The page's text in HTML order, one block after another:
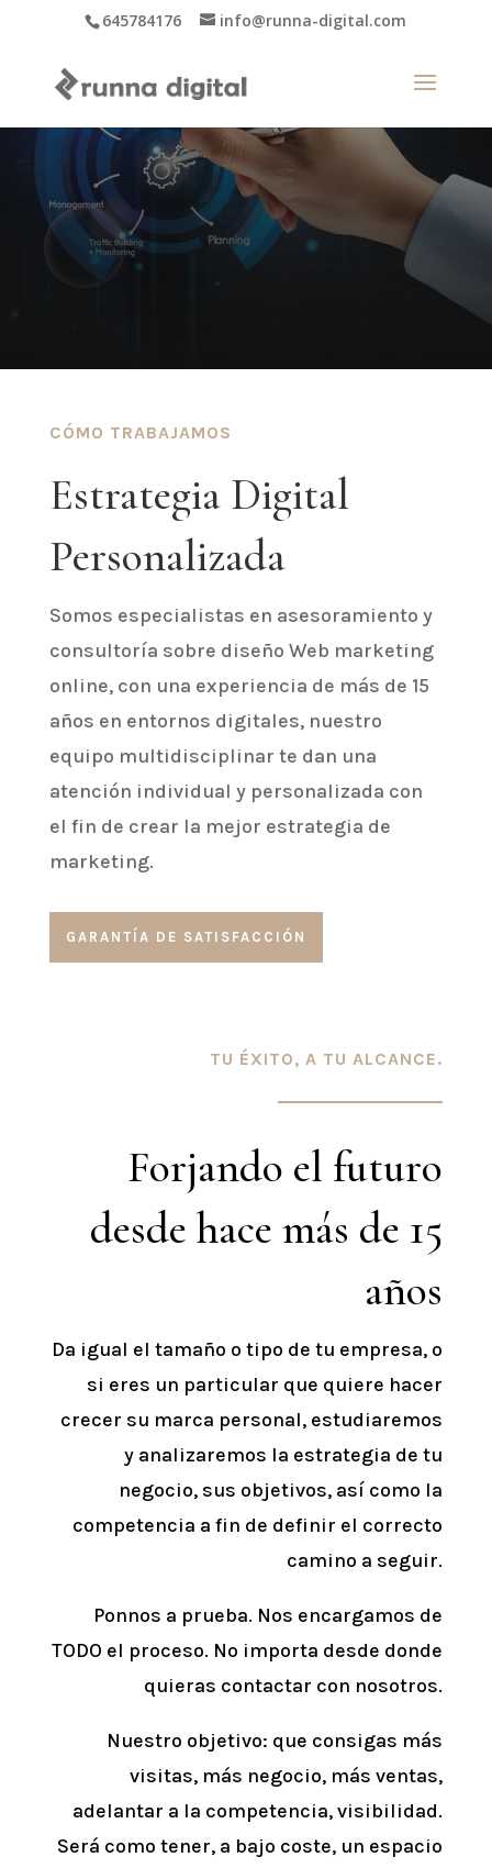
645784176 info@runna-digital.com
CÓMO TRABAJAMOS
Estrategia Digital
Personalizada
Somos especialistas en asesoramiento y
consultoría sobre diseño Web marketing
online, con una experiencia de más de 15
años en entornos digitales, nuestro
equipo multidisciplinar te dan una
atención individual y personalizada con
el fin de crear la mejor estrategia de
marketing.
GARANTÍA DE SATISFACCIÓN
TU ÉXITO, A TU ALCANCE.
Forjando el futuro
desde hace más de 15
años
Da igual el tamaño o tipo de tu empresa, o
si eres un particular que quiere hacer
crecer su marca personal, estudiaremos
y analizaremos la estrategia de tu
negocio, sus objetivos, así como la
competencia a fin de definir el correcto
camino a seguir.
Ponnos a prueba. Nos encargamos de
TODO el proceso. No importa desde donde
quieras contactar con nosotros.
Nuestro objetivo: que consigas más
visitas, más negocio, más ventas,
adelantar a la competencia, visibilidad.
Será como tener, a bajo coste, un espacio